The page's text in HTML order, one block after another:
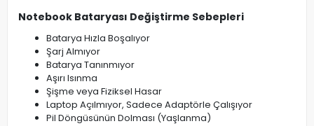
Notebook Bataryası Değiştirme Sebepleri
Batarya Hızla Boşalıyor
Şarj Almıyor
Batarya Tanınmıyor
Aşırı Isınma
Şişme veya Fiziksel Hasar
Laptop Açılmıyor, Sadece Adaptörle Çalışıyor
Pil Döngüsünün Dolması (Yaşlanma)